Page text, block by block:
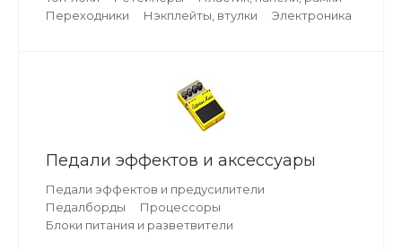
Переходники
Нэкплейты, втулки Электроника
Педали эффектов и аксессуары
Педали эффектов и предусилители
Педалборды
Процессоры
Блоки питания и разветвители